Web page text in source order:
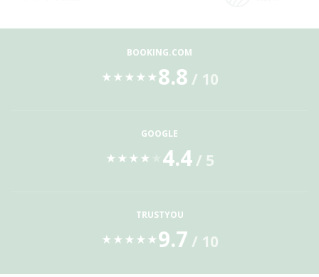
BOOKING.COM
★ ★ ★ ★ ★ 8.8 / 10
GOOGLE
★ ★ ★ ★ 4.4/ 5
TRUSTYOU
★ ★ ★ ★ ★ 9.7 / 10